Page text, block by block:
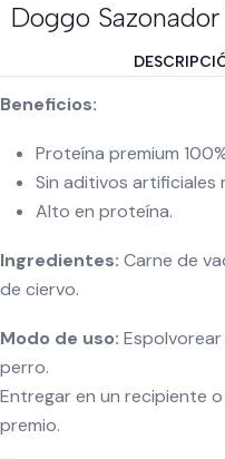
Doggo
Beneficios:
Proteína premium
Sin aditivos artificiales
Alto en proteína.
Ingredientes: Carne de
de ciervo.
Modo de uso:
perro.
Entregar en un recipiente
premio.